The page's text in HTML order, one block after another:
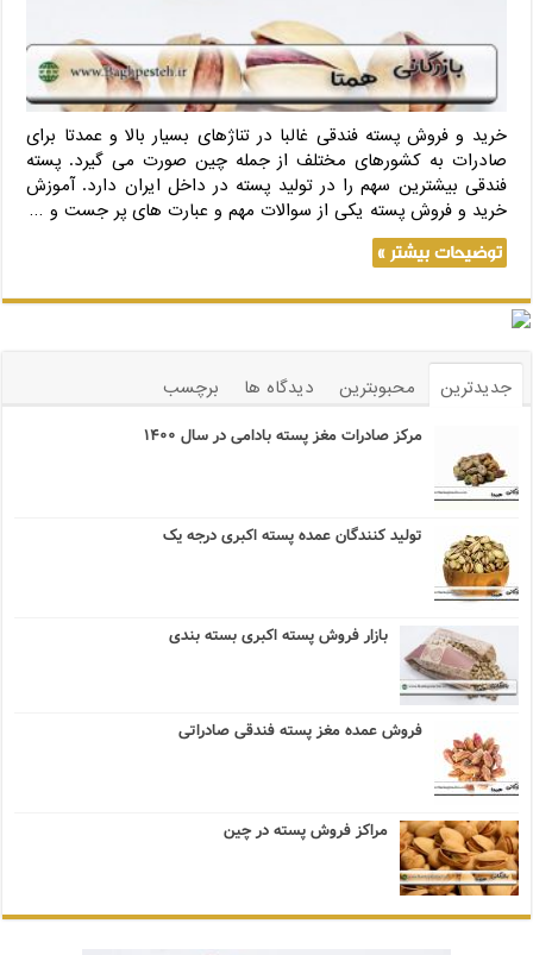
خرید و فروش پسته فندقی غالبا در تناژهای بسیار بالا و عمدتا برای
صادرات به کشورهای مختلف از جمله چین صورت می گیرد. پسته
فندقی بیشترین سهم را در تولید پسته در داخل ایران دارد. آموزش
خرید و فروش پسته یکی از سوالات مهم و عبارت های پر جست و …
توضیحات بیشتر »
جدیدترین محبوبترین دیدگاه ها برچسب
مرکز صادرات مغز پسته بادامی در سال ۱۴۰۰
تولید کنندگان عمده پسته اکبری درجه یک
بازار فروش پسته اکبری بسته بندی
فروش عمده مغز پسته فندقی صادراتی
مراکز فروش پسته در چین